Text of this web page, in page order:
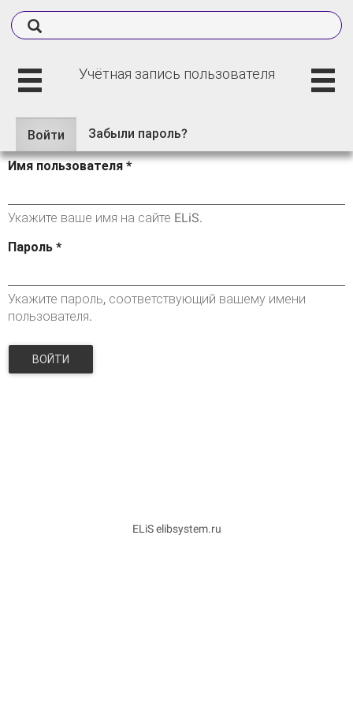
Учётная запись пользователя
Главные вкладки
Войти (активная
вкладка)
Забыли пароль?
Имя пользователя *
Укажите ваше имя на сайте ELiS.
Пароль *
Укажите пароль, соответствующий вашему имени
пользователя.
ВОЙТИ
ELiS elibsystem.ru